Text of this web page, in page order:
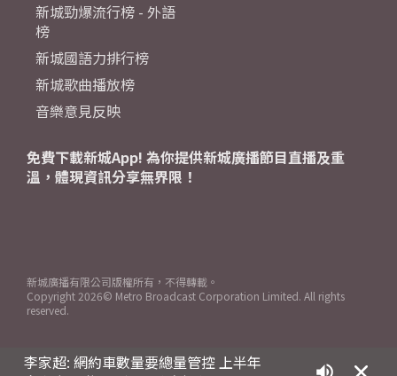
李家超: 網約車數量要總量管控 上半年
新城勁爆流行榜 - 外語
榜
新城國語力排行榜
新城歌曲播放榜
音樂意見反映
免費下載新城App! 為你提供新城廣播節目直播及重
溫，體現資訊分享無界限！
新城廣播有限公司版權所有，不得轉載。
Copyright 2026© Metro Broadcast Corporation Limited. All rights
reserved.